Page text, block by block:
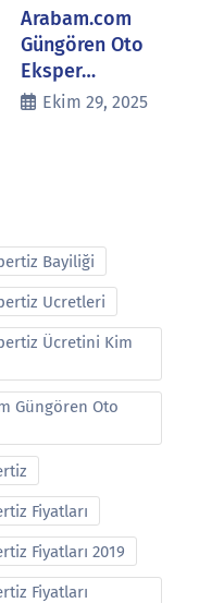
Arabam.com
Güngören Oto
Eksper…
Ekim 29, 2025
Bayiliği
Ucretleri
Ücretini Kim
Güngören Oto
Fiyatları
Fiyatları 2019
Fiyatları